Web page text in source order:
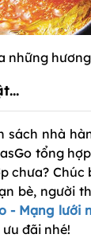
những
sách nhà
tổng
chưa? Chúc
bè, người
- Mạng lưới
đãi nhé!